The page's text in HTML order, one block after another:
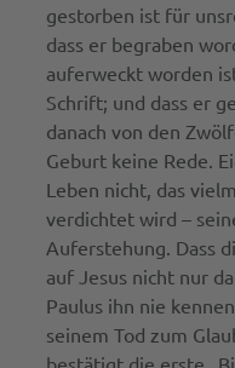
gestorben ist für
dass er begraben
auferweckt worden
Schrift; und dass er
danach von den
Geburt keine Rede.
Leben nicht, das
verdichtet wird –
Auferstehung. Dass
auf Jesus nicht nur
Paulus ihn nie
seinem Tod zum